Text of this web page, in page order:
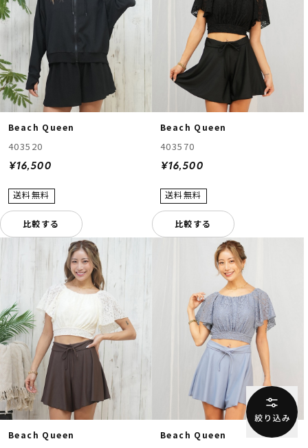
Beach Queen
403520
¥16,500
比較する
Beach Queen
403570
¥16,500
比較する
Beach Queen Beach Queen